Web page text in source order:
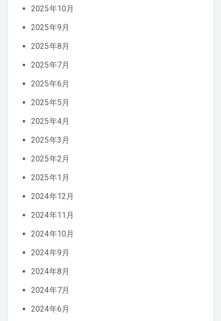
2025年10月
2025年9月
2025年8月
2025年7月
2025年6月
2025年5月
2025年4月
2025年3月
2025年2月
2025年1月
2024年12月
2024年11月
2024年10月
2024年9月
2024年8月
2024年7月
2024年6月